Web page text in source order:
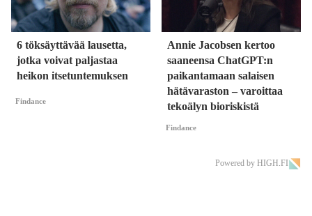
6 töksäyttävää lausetta,
jotka voivat paljastaa
heikon itsetuntemuksen
Findance
Annie Jacobsen kertoo
saaneensa ChatGPT:n
paikantamaan salaisen
hätävaraston – varoittaa
tekoälyn bioriskistä
Findance
Powered by HIGH.FI